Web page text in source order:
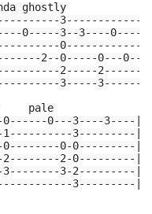
kinda ghostly
3------------|
0-----3--3----0----|
0------------|
2--0-----0---0--|
2-----2------|
3-----3------|
pale
0---3----3----|
1----------3---------|
0-0---------|
2-0---------|
3-2---------|
3---------|